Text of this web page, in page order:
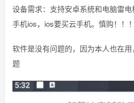
设备需求：支持安卓系统和电脑雷
手机ios，ios要买云手机。慎购！！！
软件是没有问题的，因为本人也在
题